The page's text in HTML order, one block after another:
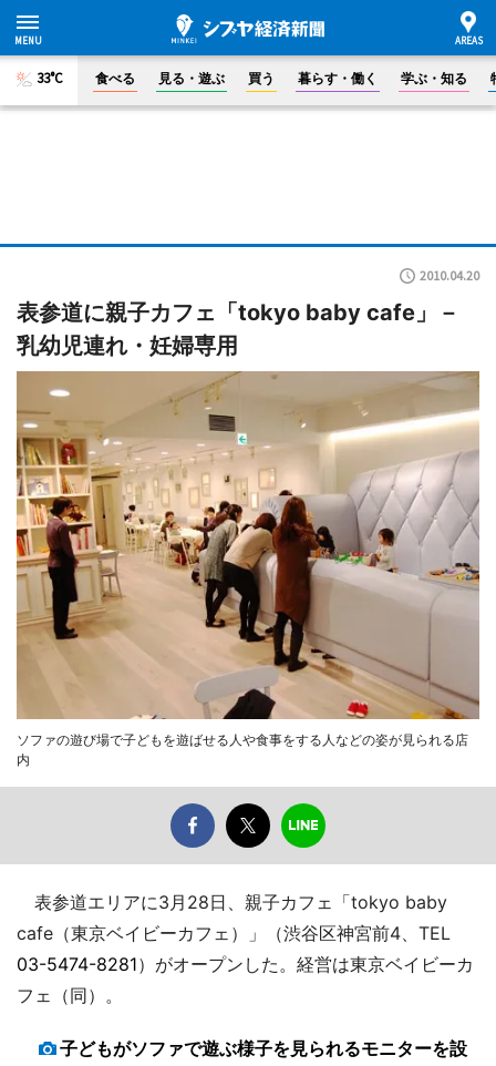
33°C 食べる 見る・遊ぶ 買う 暮らす・働く 学ぶ・知る
2010.04.20
表参道に親子カフェ「tokyo baby cafe」－
乳幼児連れ・妊婦専用
ソファの遊び場で子どもを遊ばせる人や食事をする人などの姿が見られる店
内
表参道エリアに3月28日、親子カフェ「tokyo baby
cafe（東京ベイビーカフェ）」（渋谷区神宮前4、TEL
03-5474-8281）がオープンした。経営は東京ベイビーカ
フェ（同）。
子どもがソファで遊ぶ様子を見られるモニターを設